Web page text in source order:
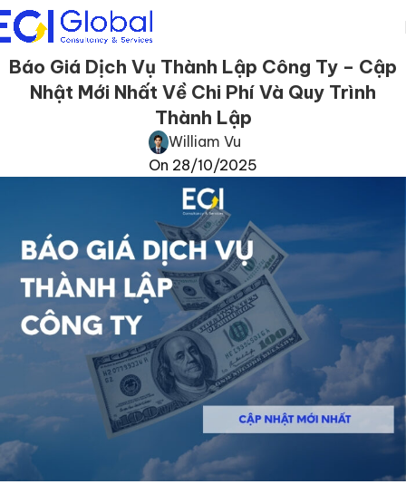
Báo Giá Dịch Vụ Thành Lập Công Ty – Cập
Nhật Mới Nhất Về Chi Phí Và Quy Trình
Thành Lập
William Vu
On 28/10/2025